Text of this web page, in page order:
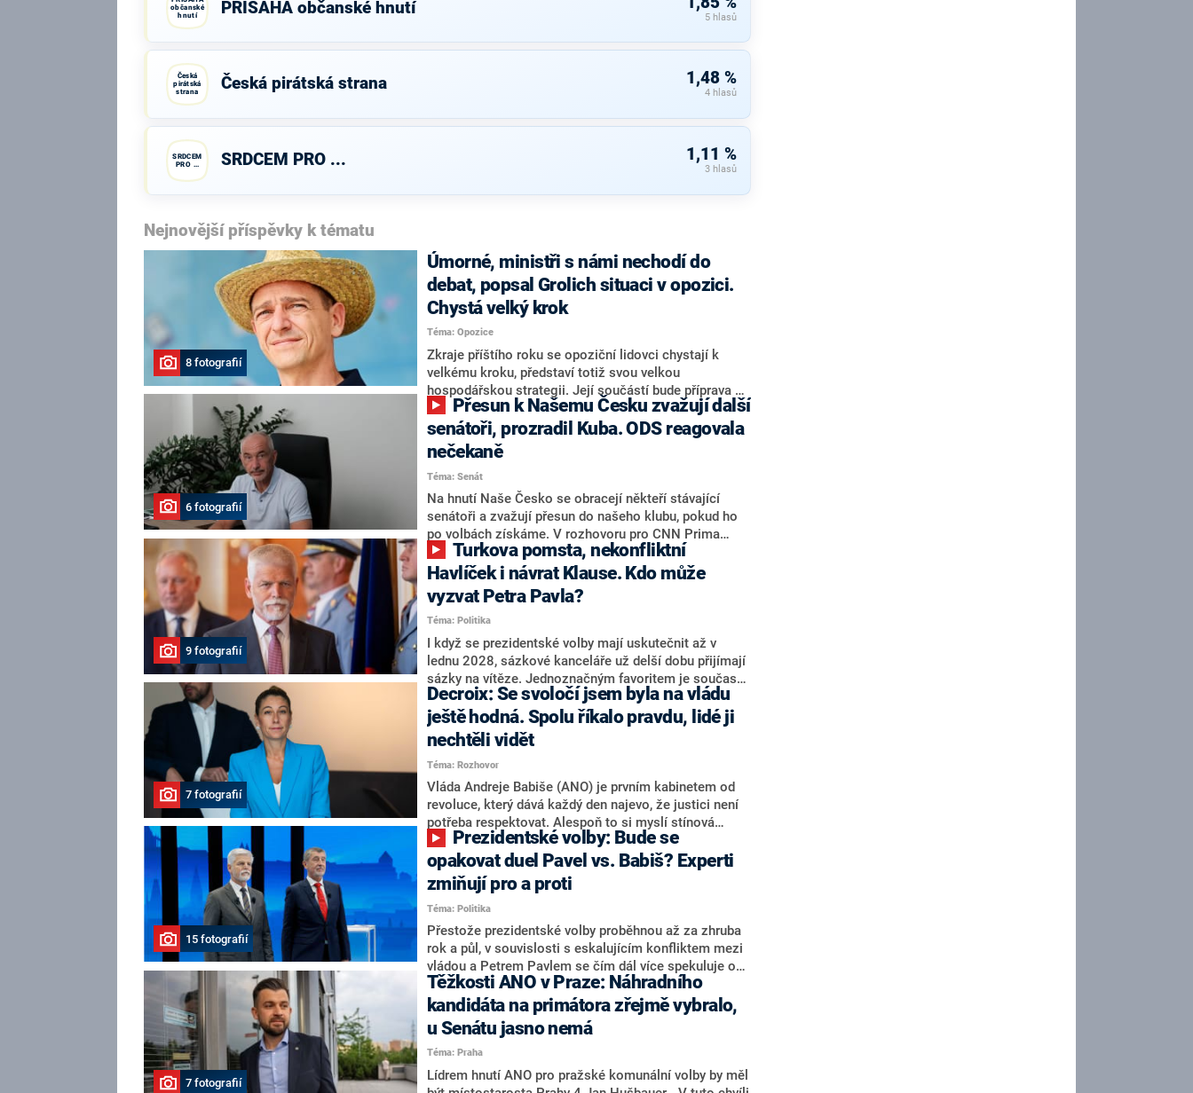
občanské
hnutí
PŘÍSAHA občanské hnutí 5 hlasů
Česká
pirátská
strana
Česká pirátská strana 1,48 %
4 hlasů
SRDCEM
PRO ...
SRDCEM PRO ... 1,11 %
3 hlasů
Nejnovější příspěvky k tématu
8 fotografií
Úmorné, ministři s námi nechodí do
debat, popsal Grolich situaci v opozici.
Chystá velký krok
Téma: Opozice
Zkraje příštího roku se opoziční lidovci chystají k
velkému kroku, představí totiž svou velkou
hospodářskou strategii. Její součástí bude příprava na
stárnutí populace, řekl ve středu na setkání s novináři
nový předseda lidovců Jan Grolich. Ten zároveň v
senátních volbách kandiduje ve Vyškově. Popsal i
aktivitu opozice, o níž vládní strany nebo političtí
komentátoři mluví jako o slabé a v defenzivě. „Je to
úmorná práce upozorňovat na chyby vlády. Ministři s
námi navíc nechodí do debat. Chceme ale ukazovat
svoje témata,“ odpověděl Grolich na dotaz CNN Prima
NEWS.
6 fotografií
senátoři, prozradil Kuba. ODS reagovala
nečekaně
Téma: Senát
Na hnutí Naše Česko se obracejí někteří stávající
senátoři a zvažují přesun do našeho klubu, pokud ho
po volbách získáme. V rozhovoru pro CNN Prima
NEWS to řekl zakladatel hnutí a jihočeský hejtman
Martin Kuba. Konkrétní nebyl, ale získat by takto mohl
například senátora Zdeňka Hrabu, který je dnes
součástí klubu ODS a TOP 09. Hraba to na dotaz
redakce nevyloučil. Předseda klubu senátorů ODS
Zdeněk Nytra redakci řekl, že počítá s odchodem
některých senátorů z klubu a že Naše Česko není
nepřítel, ale soupeř.
9 fotografií
Havlíček i návrat Klause. Kdo může
vyzvat Petra Pavla?
Téma: Politika
I když se prezidentské volby mají uskutečnit až v
lednu 2028, sázkové kanceláře už delší dobu přijímají
sázky na vítěze. Jednoznačným favoritem je současná
hlava státu Petr Pavel. Daleko za ním pak bookmakeři
zmiňují dva výrazné politiky ANO, tedy premiéra
Andreje Babiše a ministra průmyslu Karla Havlíčka.
Oblíbeným tipem samotných sázkařů je poslanec za
Motoristy Filip Turek. Politolog Jan Kubáček nicméně
o případné kandidatuře kohokoliv ze zmíněné trojice
značně pochybuje. Podle něj současná koalice dosud
nemá osobu, která by Pavlovi mohla konkurovat.
7 fotografií
Decroix: Se svoločí jsem byla na vládu
ještě hodná. Spolu říkalo pravdu, lidé ji
nechtěli vidět
Téma: Rozhovor
Vláda Andreje Babiše (ANO) je prvním kabinetem od
revoluce, který dává každý den najevo, že justici není
potřeba respektovat. Alespoň to si myslí stínová
ministryně spravedlnosti ODS Eva Decroix. V
rozhovoru pro CNN Prima NEWS si nebrala servítky
ohledně politického výkonu svého nástupce Jeronýma
Tejce (za ANO) či vládní zmocněnkyně pro lidská
práva Taťány Malé (ANO). Označením „svoloč“ na
adresu vlády prý byla ještě hodná. Decroix se také
vrátila k volební porážce koalice Spolu či promluvila o
hnutí Naše Česko Martina Kuby.
15 fotografií
opakovat duel Pavel vs. Babiš? Experti
zmiňují pro a proti
Téma: Politika
Přestože prezidentské volby proběhnou až za zhruba
rok a půl, v souvislosti s eskalujícím konfliktem mezi
vládou a Petrem Pavlem se čím dál více spekuluje o
tom, koho by do bitvy o Hrad mohla vyslat současná
koalice. Někteří političtí komentátoři znovu vytahují
jméno premiéra Andreje Babiše (ANO). Jak moc je
pravděpodobné, že se v prezidentských volbách 2028
bude znovu opakovat souboj z roku 2023?
7 fotografií
Těžkosti ANO v Praze: Náhradního
kandidáta na primátora zřejmě vybralo,
u Senátu jasno nemá
Téma: Praha
Lídrem hnutí ANO pro pražské komunální volby by měl